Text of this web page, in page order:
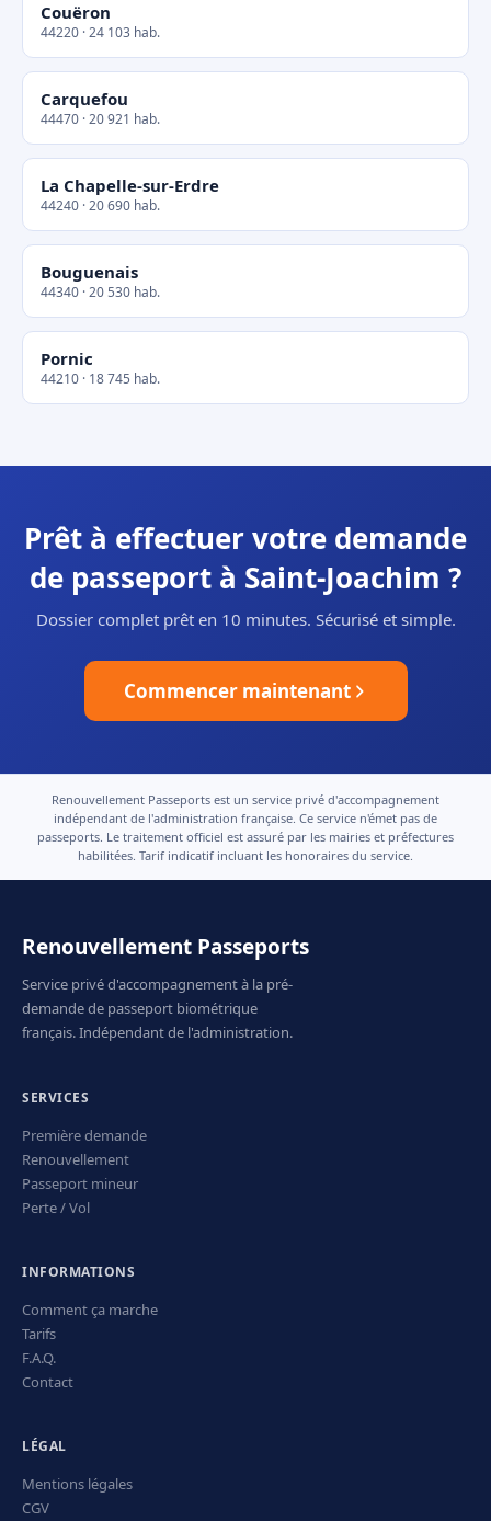
Couëron
44220 · 24 103 hab.
Carquefou
44470 · 20 921 hab.
La Chapelle-sur-Erdre
44240 · 20 690 hab.
Bouguenais
44340 · 20 530 hab.
Pornic
44210 · 18 745 hab.
Prêt à effectuer votre demande
de passeport à Saint-Joachim ?
Dossier complet prêt en 10 minutes. Sécurisé et simple.
Commencer maintenant
Renouvellement Passeports est un service privé d'accompagnement
indépendant de l'administration française. Ce service n'émet pas de
passeports. Le traitement officiel est assuré par les mairies et préfectures
habilitées. Tarif indicatif incluant les honoraires du service.
Renouvellement Passeports
Service privé d'accompagnement à la pré-
demande de passeport biométrique
français. Indépendant de l'administration.
SERVICES
Première demande
Renouvellement
Passeport mineur
Perte / Vol
INFORMATIONS
Comment ça marche
Tarifs
F.A.Q.
Contact
LÉGAL
Mentions légales
CGV